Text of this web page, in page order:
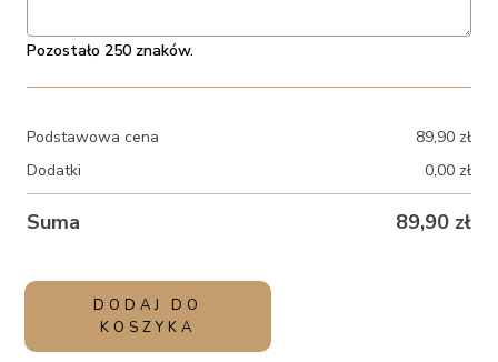
Pozostało 250 znaków.
Podstawowa cena 89,90 zł
Dodatki
0,00 zł
Suma 89,90 zł
ilość
xxl
DODAJ DO
KOSZYKA